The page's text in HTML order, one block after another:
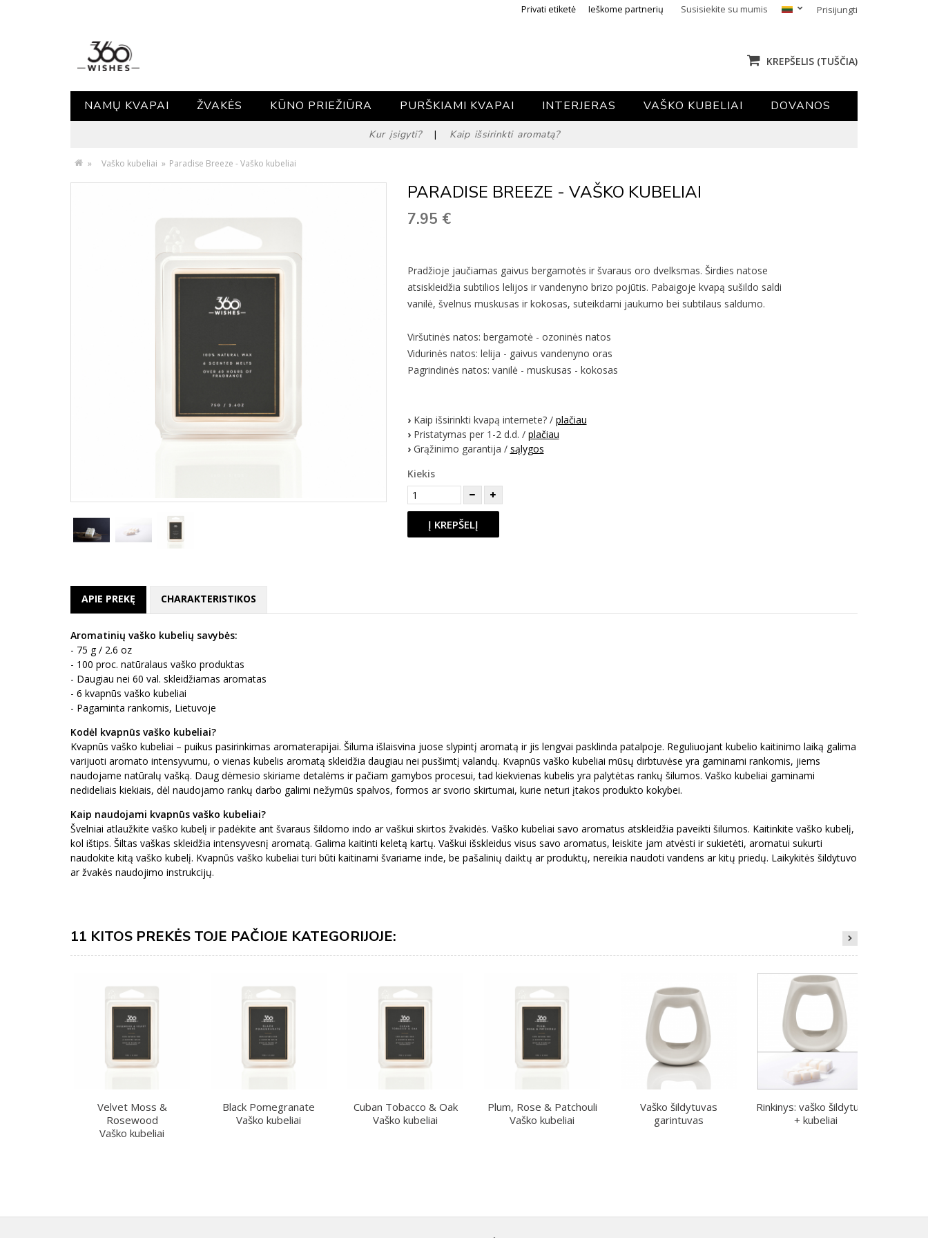
Prisijungti
Susisiekite su mumis
Ieškome partnerių
Privati etiketė
KREPŠELIS (TUŠČIA)
NAMŲ KVAPAI ŽVAKĖS KŪNO PRIEŽIŪRA PURŠKIAMI KVAPAI INTERJERAS VAŠKO KUBELIAI DOVANOS
Kur įsigyti? | Kaip išsirinkti aromatą?
» Vaško kubeliai » Paradise Breeze - Vaško kubeliai
PARADISE BREEZE - VAŠKO KUBELIAI
7.95 €
Pradžioje jaučiamas gaivus bergamotės ir švaraus oro dvelksmas. Širdies natose
atsiskleidžia subtilios lelijos ir vandenyno brizo pojūtis. Pabaigoje kvapą sušildo saldi
vanilė, švelnus muskusas ir kokosas, suteikdami jaukumo bei subtilaus saldumo.
Viršutinės natos: bergamotė - ozoninės natos
Vidurinės natos: lelija - gaivus vandenyno oras
Pagrindinės natos: vanilė - muskusas - kokosas
›Kaip išsirinkti kvapą internete? / plačiau
›Pristatymas per 1-2 d.d. / plačiau
›Grąžinimo garantija / sąlygos
Kiekis
Į KREPŠELĮ
APIE PREKĘ CHARAKTERISTIKOS
Aromatinių vaško kubelių savybės:
- 75 g / 2.6 oz
- 100 proc. natūralaus vaško produktas
- Daugiau nei 60 val. skleidžiamas aromatas
- 6 kvapnūs vaško kubeliai
- Pagaminta rankomis, Lietuvoje
Kodėl kvapnūs vaško kubeliai?
Kvapnūs vaško kubeliai – puikus pasirinkimas aromaterapijai. Šiluma išlaisvina juose slypintį aromatą ir jis lengvai pasklinda patalpoje. Reguliuojant kubelio kaitinimo laiką galima
varijuoti aromato intensyvumu, o vienas kubelis aromatą skleidžia daugiau nei pusšimtį valandų. Kvapnūs vaško kubeliai mūsų dirbtuvėse yra gaminami rankomis, jiems
naudojame natūralų vašką. Daug dėmesio skiriame detalėms ir pačiam gamybos procesui, tad kiekvienas kubelis yra palytėtas rankų šilumos. Vaško kubeliai gaminami
nedideliais kiekiais, dėl naudojamo rankų darbo galimi nežymūs spalvos, formos ar svorio skirtumai, kurie neturi įtakos produkto kokybei.
Kaip naudojami kvapnūs vaško kubeliai?
Švelniai atlaužkite vaško kubelį ir padėkite ant švaraus šildomo indo ar vaškui skirtos žvakidės. Vaško kubeliai savo aromatus atskleidžia paveikti šilumos. Kaitinkite vaško kubelį,
kol ištips. Šiltas vaškas skleidžia intensyvesnį aromatą. Galima kaitinti keletą kartų. Vaškui išskleidus visus savo aromatus, leiskite jam atvėsti ir sukietėti, aromatui sukurti
naudokite kitą vaško kubelį. Kvapnūs vaško kubeliai turi būti kaitinami švariame inde, be pašalinių daiktų ar produktų, nereikia naudoti vandens ar kitų priedų. Laikykitės šildytuvo
ar žvakės naudojimo instrukcijų.
11 KITOS PREKĖS TOJE PAČIOJE KATEGORIJOJE:
Velvet Moss &
Rosewood
Vaško kubeliai
Black Pomegranate
Vaško kubeliai
Cuban Tobacco & Oak
Vaško kubeliai
Plum, Rose & Patchouli
Vaško kubeliai
Vaško šildytuvas
garintuvas
Rinkinys: vaško šildytuvas
+ kubeliai